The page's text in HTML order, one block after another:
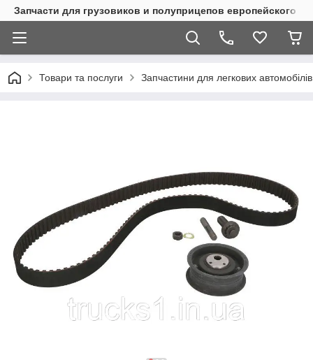
Запчасти для грузовиков и полуприцепов европейского
Товари та послуги Запчастини для легкових автомобілів